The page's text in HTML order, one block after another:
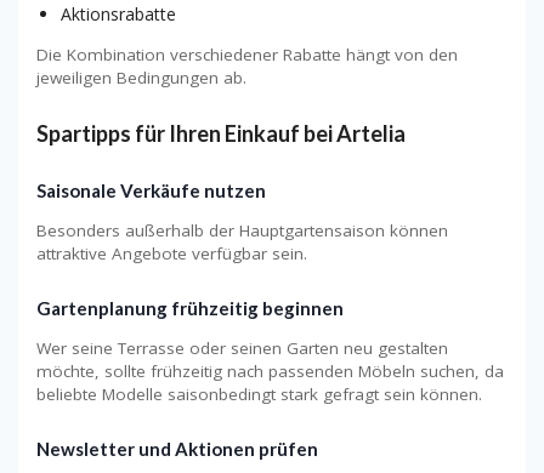
Aktionsrabatte
Die Kombination verschiedener Rabatte hängt von den
jeweiligen Bedingungen ab.
Spartipps für Ihren Einkauf bei Artelia
Saisonale Verkäufe nutzen
Besonders außerhalb der Hauptgartensaison können
attraktive Angebote verfügbar sein.
Gartenplanung frühzeitig beginnen
Wer seine Terrasse oder seinen Garten neu gestalten
möchte, sollte frühzeitig nach passenden Möbeln suchen, da
beliebte Modelle saisonbedingt stark gefragt sein können.
Newsletter und Aktionen prüfen